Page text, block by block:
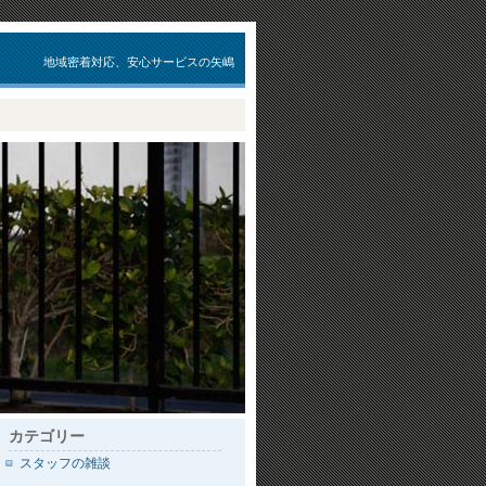
地域密着対応、安心サービスの矢嶋
カテゴリー
スタッフの雑談